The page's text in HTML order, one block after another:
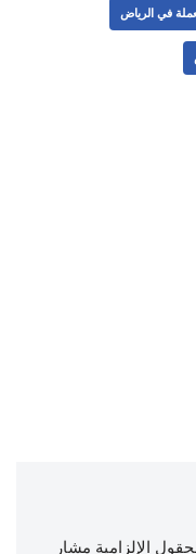
في الرياض
الإلزامية مشار